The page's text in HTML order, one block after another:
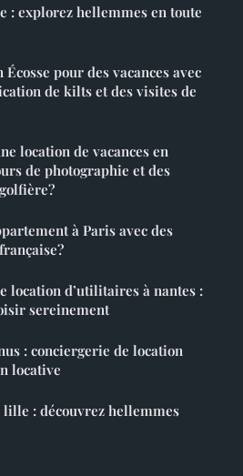
: explorez hellemmes en toute
pour des vacances avec
de kilts et des visites de
location de vacances en
de photographie et des
à Paris avec des
location d’utilitaires à nantes :
sereinement
: conciergerie de location
locative
: découvrez hellemmes